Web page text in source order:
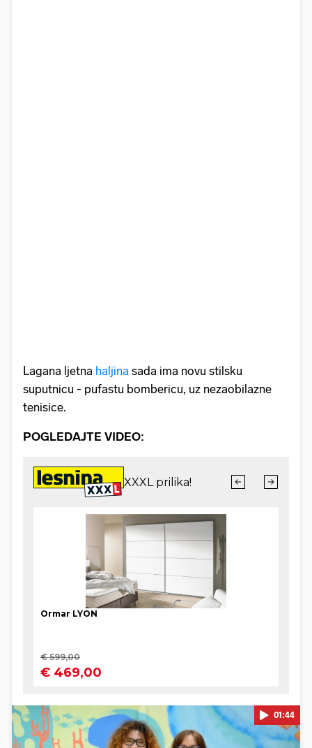
Lagana ljetna haljina sada ima novu stilsku
suputnicu - pufastu bombericu, uz nezaobilazne
tenisice.
POGLEDAJTE VIDEO:
01:44